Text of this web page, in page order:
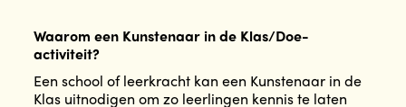
Waarom een Kunstenaar in de Klas/Doe-
activiteit?
Een school of leerkracht kan een Kunstenaar in de
Klas uitnodigen om zo leerlingen kennis te laten